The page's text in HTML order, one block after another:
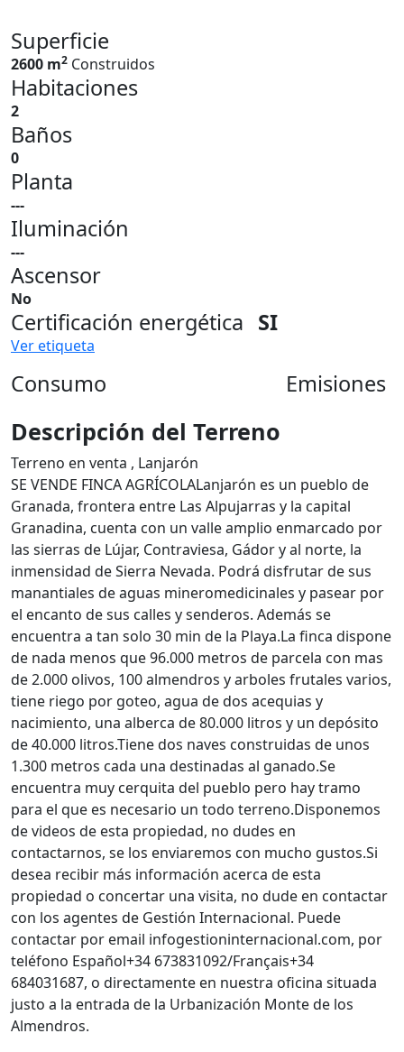
Superficie
2600 m2 Construidos
Habitaciones
2
Baños
0
Planta
---
Iluminación
---
Ascensor
No
Certificación energética SI
Ver etiqueta
Consumo Emisiones
Descripción del Terreno
Terreno en venta , Lanjarón
SE VENDE FINCA AGRÍCOLALanjarón es un pueblo de
Granada, frontera entre Las Alpujarras y la capital
Granadina, cuenta con un valle amplio enmarcado por
las sierras de Lújar, Contraviesa, Gádor y al norte, la
inmensidad de Sierra Nevada. Podrá disfrutar de sus
manantiales de aguas mineromedicinales y pasear por
el encanto de sus calles y senderos. Además se
encuentra a tan solo 30 min de la Playa.La finca dispone
de nada menos que 96.000 metros de parcela con mas
de 2.000 olivos, 100 almendros y arboles frutales varios,
tiene riego por goteo, agua de dos acequias y
nacimiento, una alberca de 80.000 litros y un depósito
de 40.000 litros.Tiene dos naves construidas de unos
1.300 metros cada una destinadas al ganado.Se
encuentra muy cerquita del pueblo pero hay tramo
para el que es necesario un todo terreno.Disponemos
de videos de esta propiedad, no dudes en
contactarnos, se los enviaremos con mucho gustos.Si
desea recibir más información acerca de esta
propiedad o concertar una visita, no dude en contactar
con los agentes de Gestión Internacional. Puede
contactar por email infogestioninternacional.com, por
teléfono Español+34 673831092/Français+34
684031687, o directamente en nuestra oficina situada
justo a la entrada de la Urbanización Monte de los
Almendros.